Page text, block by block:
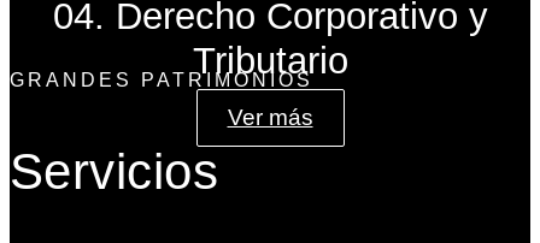
04. Derecho Corporativo y
Tributario
Ver más
GRANDES PATRIMONIOS
Servicios